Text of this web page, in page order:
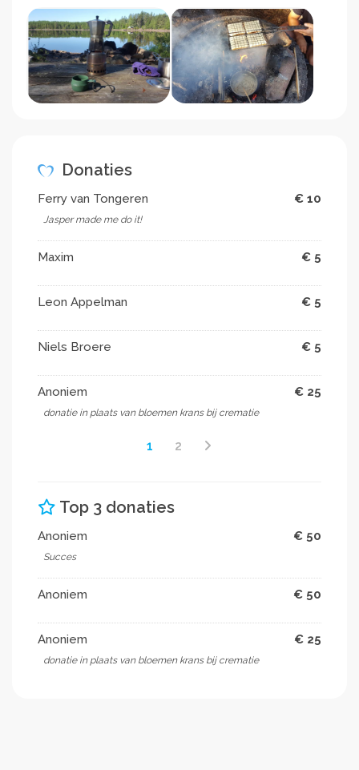
Donaties
Ferry van Tongeren € 10
Jasper made me do it!
Maxim € 5
Leon Appelman € 5
Niels Broere € 5
Anoniem € 25
donatie in plaats van bloemen krans bij crematie
1 2
Top 3 donaties
Anoniem € 50
Succes
Anoniem € 50
Anoniem € 25
donatie in plaats van bloemen krans bij crematie